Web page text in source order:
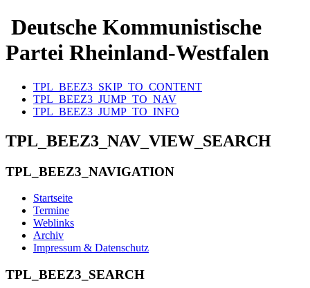
Deutsche Kommunistische
Partei Rheinland-Westfalen
TPL_BEEZ3_SKIP_TO_CONTENT
TPL_BEEZ3_JUMP_TO_NAV
TPL_BEEZ3_JUMP_TO_INFO
TPL_BEEZ3_NAV_VIEW_SEARCH
TPL_BEEZ3_NAVIGATION
Startseite
Termine
Weblinks
Archiv
Impressum & Datenschutz
TPL_BEEZ3_SEARCH